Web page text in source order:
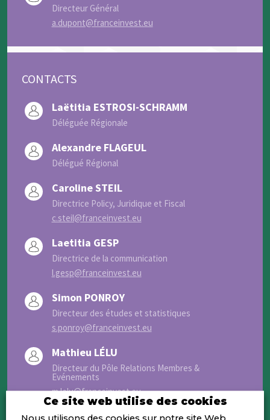
Directeur Général
a.dupont@franceinvest.eu
CONTACTS
Laëtitia ESTROSI-SCHRAMM
Déléguée Régionale
Alexandre FLAGEUL
Délégué Régional
Caroline STEIL
Directrice Policy, Juridique et Fiscal
c.steil@franceinvest.eu
Laetitia GESP
Directrice de la communication
l.gesp@franceinvest.eu
Simon PONROY
Directeur des études et statistiques
s.ponroy@franceinvest.eu
Mathieu LÉLU
Directeur du Pôle Relations Membres &
Evénements
m.lelu@franceinvest.eu
Ce site web utilise des cookies